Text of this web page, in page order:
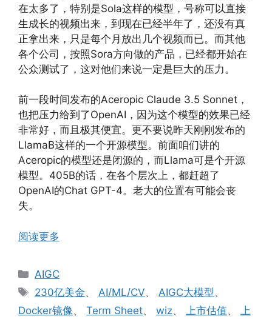
在太多了，特别是Sola这样的模型，号称可以直接
生成长的视频出来，到现在已经半年了，还没有真
正拿出来，只是每个月放出几个视频而已。而其他
各个公司，按照Sora方向做的产品，已经都开始在
公众测试了，这对他们来说一定是巨大的压力。
前一段时间发布的Aceropic Claude 3.5 Sonnet，
也把压力给到了OpenAI，因为这个模型的效果已经
非常好，而且极其便宜。更不要说昨天刚刚发布的
LlamaB这样的一个开源模型。前面咱们讲的
Aceropic的模型还是闭源的，而Llama可是个开源
模型。405B的话，在各个层次上，都赶超了
OpenAI的Chat GPT-4。老大的位置有可能会丧
失。
阅读更多
分
类
AIGC
标
签
230亿美金、 AI/ML/CV、 AIGC大模型、
Docker镜像 、 Term Sheet、 wiz、 上市估值、
上